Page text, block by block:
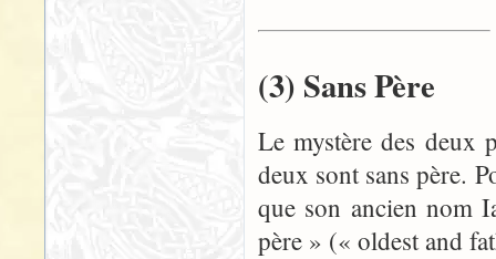
(3) Sans Père
Le mystère des deux
deux sont sans père.
que son ancien nom
père » (« oldest and